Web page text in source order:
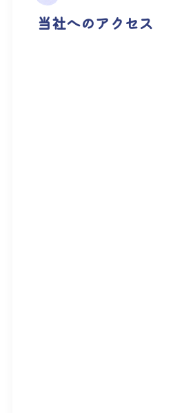
当社へのアクセス